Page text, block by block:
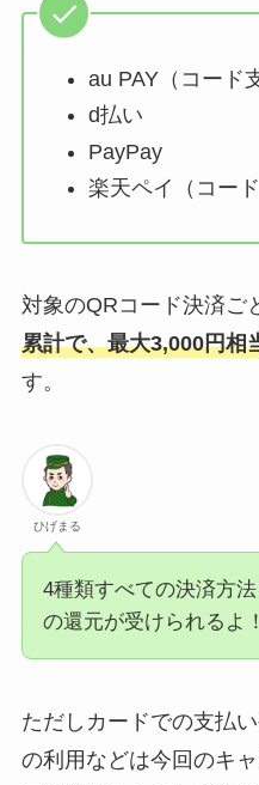
au PAY（コード
d払い
PayPay
楽天ペイ（コー
対象のQRコード決済ご
累計で、最大3,000円相
す。
ひげまる
4種類すべての決済方
の還元が受けられるよ！
ただしカードでの支払
の利用などは今回のキ